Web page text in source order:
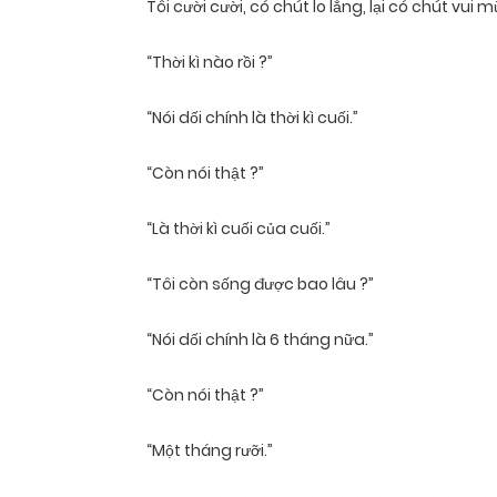
Tôi cười cười, có chút lo lắng, lại có chút vui
“Thời kì nào rồi ?”
“Nói dối chính là thời kì cuối.”
“Còn nói thật ?”
“Là thời kì cuối của cuối.”
“Tôi còn sống được bao lâu ?”
“Nói dối chính là 6 tháng nữa.”
“Còn nói thật ?”
“Một tháng rưỡi.”